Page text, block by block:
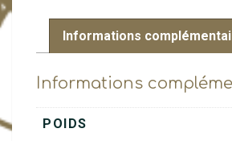
Informations
Informations
POIDS